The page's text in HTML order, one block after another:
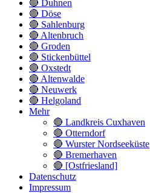
🔴 Duhnen
🔴 Döse
🔴 Sahlenburg
🔴 Altenbruch
🔴 Groden
🔴 Stickenbüttel
🔴 Oxstedt
🔴 Altenwalde
🔴 Neuwerk
🔴 Helgoland
Mehr
🔴 Landkreis Cuxhaven
🔴 Otterndorf
🔴 Wurster Nordseeküste
🔴 Bremerhaven
🔴 [Ostfriesland]
Datenschutz
Impressum